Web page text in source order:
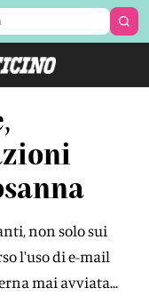
non solo sui
l'uso di e-mail
mai avviata...